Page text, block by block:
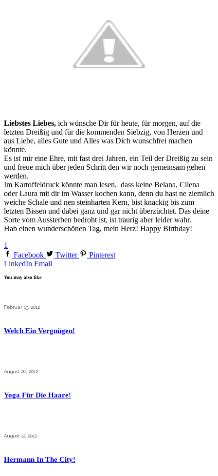
Liebstes Liebes, ich wünsche Dir für heute, für morgen, auf die
letzten Dreißig und für die kommenden Siebzig, von Herzen und
aus Liebe, alles Gute und Alles was Dich wunschfrei machen
könnte.
Es ist mir eine Ehre, mit fast drei Jahren, ein Teil der Dreißig zu sein
und freue mich über jeden Schritt den wir noch gemeinsam gehen
werden.
Im Kartoffeldruck könnte man lesen, dass keine Belana, Cilena
oder Laura mit dir im Wasser kochen kann, denn du hast ne ziemlich
weiche Schale und nen steinharten Kern, bist knackig bis zum
letzten Bissen und dabei ganz und gar nicht überzüchtet. Das deine
Sorte vom Aussterben bedroht ist, ist traurig aber leider wahr.
Hab einen wunderschönen Tag, mein Herz! Happy Birthday!
1
Facebook
Twitter
Pinterest
LinkedIn Email
You may also like
Februar 13, 2012
Welch Ein Vergnügen!
August 26, 2012
Yoga Für Die Haare!
August 12, 2012
Hermann In The City!